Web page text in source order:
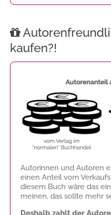
kaufen?!
Autorinnen und Autoren
einen Anteil vom
diesem Buch wäre das
meinen, das sollte mehr
Deshalb zahlt der